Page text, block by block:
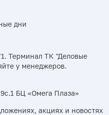
дни
Терминал ТК "Деловые
у менеджеров.
БЦ «Омега Плаза»
акциях и новостях